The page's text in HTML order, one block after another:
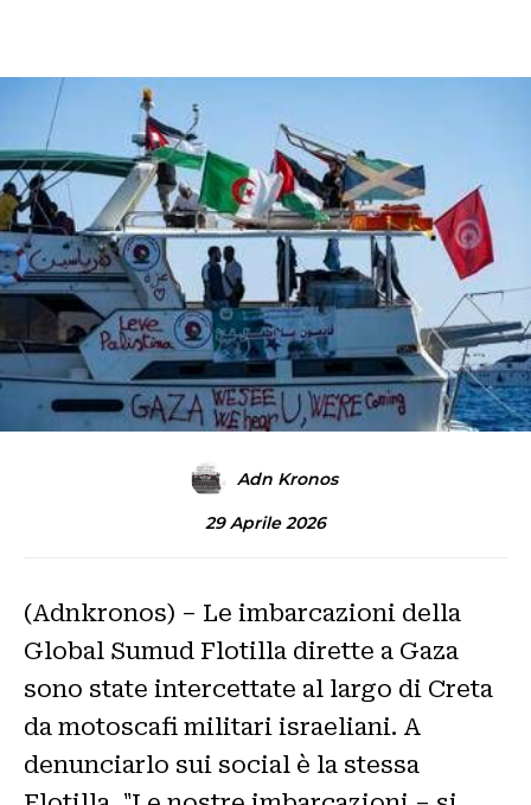
Adn Kronos
29 Aprile 2026
(Adnkronos) – Le imbarcazioni della
Global Sumud Flotilla dirette a Gaza
sono state intercettate al largo di Creta
da motoscafi militari israeliani. A
denunciarlo sui social è la stessa